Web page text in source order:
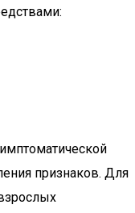
признаков. Для